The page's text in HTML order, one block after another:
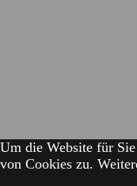
Um die Website für
von Cookies zu.